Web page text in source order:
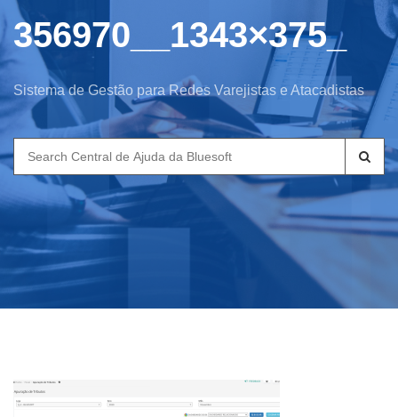
356970__1343×375_
Sistema de Gestão para Redes Varejistas e Atacadistas
Search
for: